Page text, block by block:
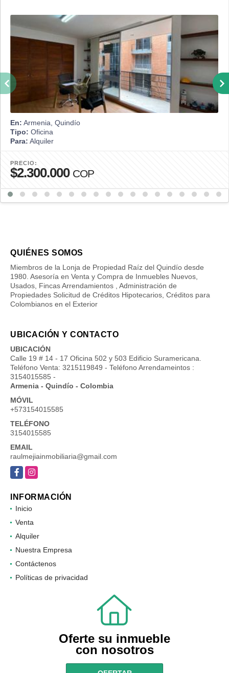
En: Armenia, Quindío
Tipo: Oficina
Para: Alquiler
PRECIO:
$2.300.000 COP
QUIÉNES SOMOS
Miembros de la Lonja de Propiedad Raíz del Quindío desde
1980. Asesoría en Venta y Compra de Inmuebles Nuevos,
Usados, Fincas Arrendamientos , Administración de
Propiedades Solicitud de Créditos Hipotecarios, Créditos para
Colombianos en el Exterior
UBICACIÓN Y CONTACTO
UBICACIÓN
Calle 19 # 14 - 17 Oficina 502 y 503 Edificio Suramericana.
Teléfono Venta: 3215119849 - Teléfono Arrendameintos :
3154015585 -
Armenia - Quindío - Colombia
MÓVIL
+573154015585
TELÉFONO
3154015585
EMAIL
raulmejiainmobiliaria@gmail.com
FacebookInstagram
INFORMACIÓN
Inicio
Venta
Alquiler
Nuestra Empresa
Contáctenos
Políticas de privacidad
Oferte su inmueble
con nosotros